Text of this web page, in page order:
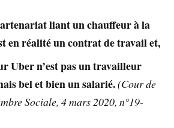
liant un chauffeur à la
en réalité un contrat de travail et,
Uber n’est pas un travailleur
bel et bien un salarié.(Cour de
Sociale, 4 mars 2020, n°19-